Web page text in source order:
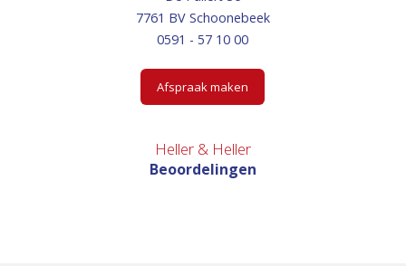
7761 BV Schoonebeek
0591 - 57 10 00
Afspraak maken
Heller & Heller
Beoordelingen